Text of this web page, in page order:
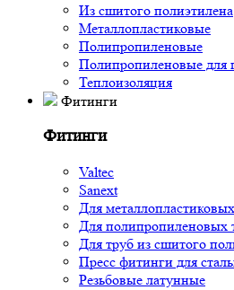
Из сшитого полиэтилена
Металлопластиковые
Полипропиленовые
Полипропиленовые для
Теплоизоляция
Фитинги
Фитинги
Valtec
Sanext
Для
Для полипропиленовых
Для труб из сшитого
Пресс фитинги для
Резьбовые латунные